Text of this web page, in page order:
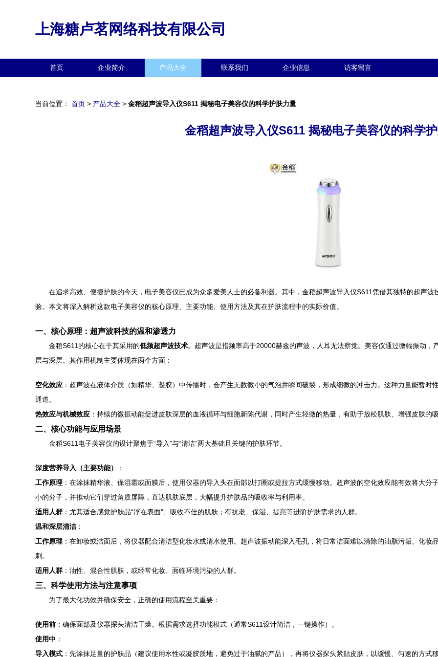
上海糖卢茗网络科技有限公司
首页 企业简介 产品大全 联系我们 企业信息 访客留言
当前位置： 首页 > 产品大全 > 金稻超声波导入仪S611 揭秘电子美容仪的科学护肤力量
金稻超声波导入仪S611 揭秘电子美容仪的科学
在追求高效、便捷护肤的今天，电子美容仪已成为众多爱美人士的必备利器。其中，金稻超声波导入仪S611凭借其独特的超声
验。本文将深入解析这款电子美容仪的核心原理、主要功能、使用方法及其在护肤流程中的实际价值。
一、核心原理：超声波科技的温和渗透力
金稻S611的核心在于其采用的低频超声波技术。超声波是指频率高于20000赫兹的声波，人耳无法察觉。美容仪通过微幅振动
层与深层。其作用机制主要体现在两个方面：
空化效应 ：超声波在液体介质（如精华、凝胶）中传播时，会产生无数微小的气泡并瞬间破裂，形成细微的冲击力。这种力量能暂
通道。
热效应与机械效应 ：持续的微振动能促进皮肤深层的血液循环与细胞新陈代谢，同时产生轻微的热量，有助于放松肌肤、增强皮肤的
二、核心功能与应用场景
金稻S611电子美容仪的设计聚焦于“导入”与“清洁”两大基础且关键的护肤环节。
深度营养导入（主要功能）
：
工作原理 ：在涂抹精华液、保湿霜或面膜后，使用仪器的导入头在面部以打圈或提拉方式缓慢移动。超声波的空化效应能有效将大
小的分子，并推动它们穿过角质屏障，直达肌肤底层，大幅提升护肤品的吸收率与利用率。
适用人群 ：尤其适合感觉护肤品“浮在表面”、吸收不佳的肌肤；有抗老、保湿、提亮等进阶护肤需求的人群。
温和深层清洁 ：
工作原理 ：在卸妆或洁面后，将仪器配合清洁型化妆水或清水使用。超声波振动能深入毛孔，将日常洁面难以清除的油脂污垢、化妆
刺。
适用人群 ：油性、混合性肌肤，或经常化妆、面临环境污染的人群。
三、科学使用方法与注意事项
为了最大化功效并确保安全，正确的使用流程至关重要：
使用前 ：确保面部及仪器探头清洁干燥。根据需求选择功能模式（通常S611设计简洁，一键操作）。
使用中 ：
导入模式 ：先涂抹足量的护肤品（建议使用水性或凝胶质地，避免过于油腻的产品），再将仪器探头紧贴皮肤，以缓慢、匀速的方